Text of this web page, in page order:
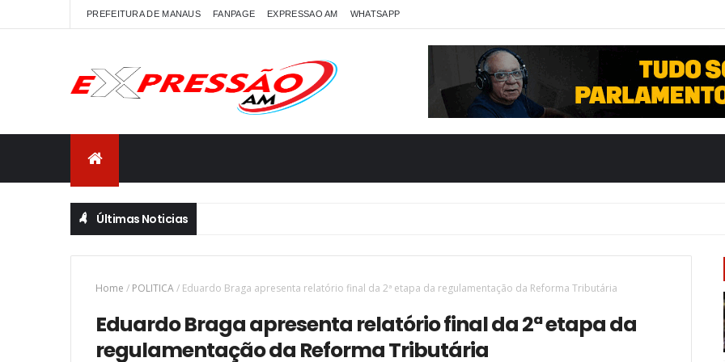
PREFEITURA DE MANAUS FANPAGE EXPRESSAO AM WHATSAPP
Últimas Noticias
Home / POLITICA/ Eduardo Braga apresenta relatório final da 2ª etapa da regulamentação da Reforma Tributária
Eduardo Braga apresenta relatório final da 2ª etapa da
regulamentação da Reforma Tributária